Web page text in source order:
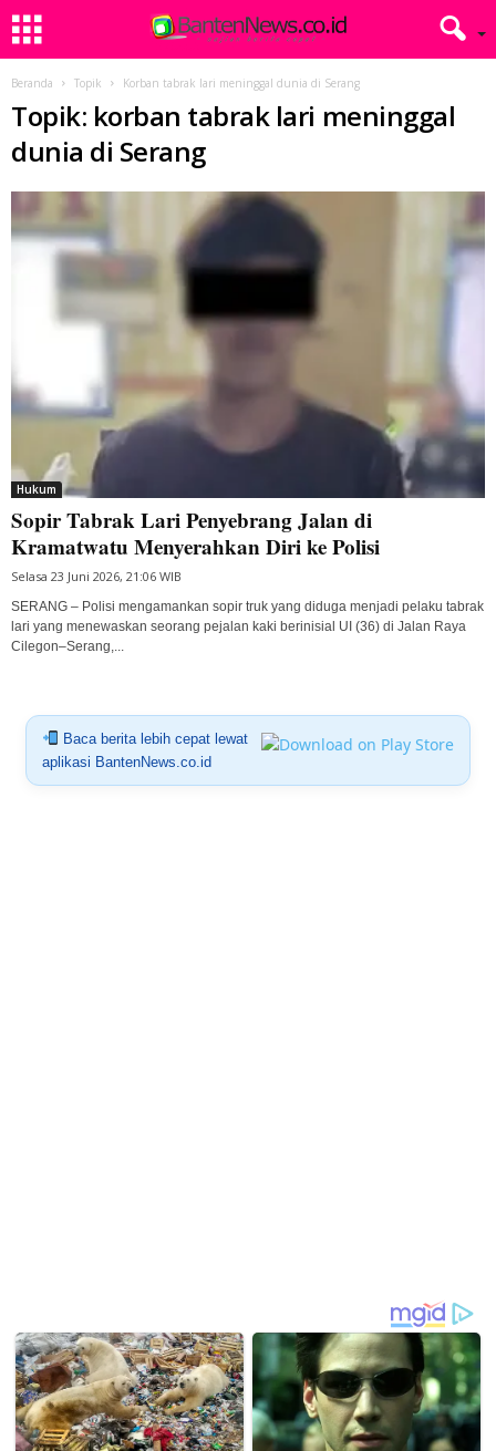
Beranda Topik Korban tabrak lari meninggal dunia di Serang
Topik: korban tabrak lari meninggal
dunia di Serang
Hukum
Sopir Tabrak Lari Penyebrang Jalan di
Kramatwatu Menyerahkan Diri ke Polisi
Selasa 23 Juni 2026, 21:06 WIB
SERANG – Polisi mengamankan sopir truk yang diduga menjadi pelaku tabrak
lari yang menewaskan seorang pejalan kaki berinisial UI (36) di Jalan Raya
Cilegon–Serang,...
Baca berita lebih cepat lewat
aplikasi BantenNews.co.id